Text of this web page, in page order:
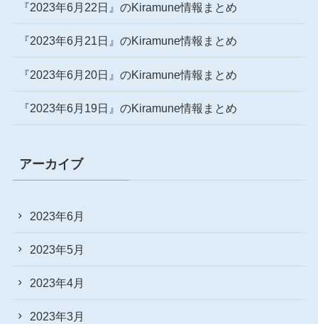
『2023年6月22日』のKiramune情報まとめ
『2023年6月21日』のKiramune情報まとめ
『2023年6月20日』のKiramune情報まとめ
『2023年6月19日』のKiramune情報まとめ
アーカイブ
2023年6月
2023年5月
2023年4月
2023年3月